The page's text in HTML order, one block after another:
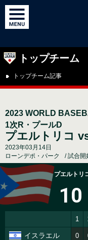
トップチーム
トップチーム記事
2023 WORLD
1次R・プールD
プエルトリコ
2023年03月14日
ローンデポ・パーク
試合開
プエルトリ
10
1
イスラエル 0